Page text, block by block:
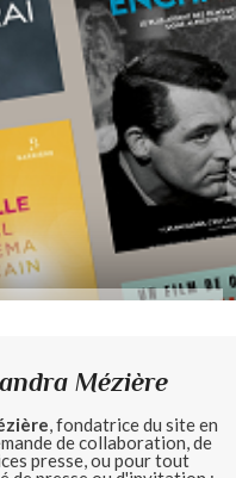
Mézière
, fondatrice du site en
de collaboration, de
presse, ou pour tout